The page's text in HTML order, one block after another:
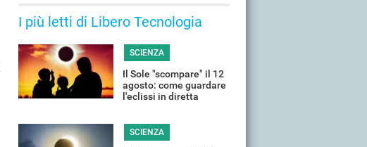
I più letti di Libero Tecnologia
SCIENZA
Il Sole "scompare" il 12
agosto: come guardare
l'eclissi in diretta
SCIENZA